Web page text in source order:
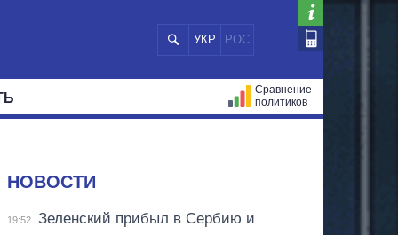
УКР РОС
Сравнение
политиков
НОВОСТИ
19:52
Зеленский прибыл в Сербию и